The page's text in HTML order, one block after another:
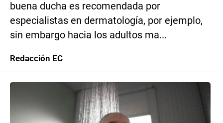
buena ducha es recomendada por
especialistas en dermatología, por ejemplo,
sin embargo hacia los adultos ma...
Redacción EC